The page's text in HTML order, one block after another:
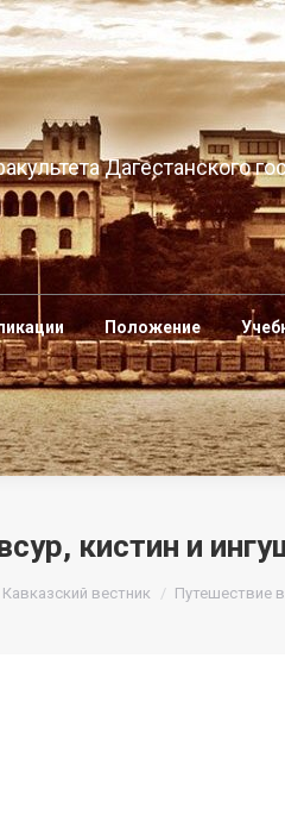
Дагестанского
Положение
кистин и
Кавказский вестник Путешествие